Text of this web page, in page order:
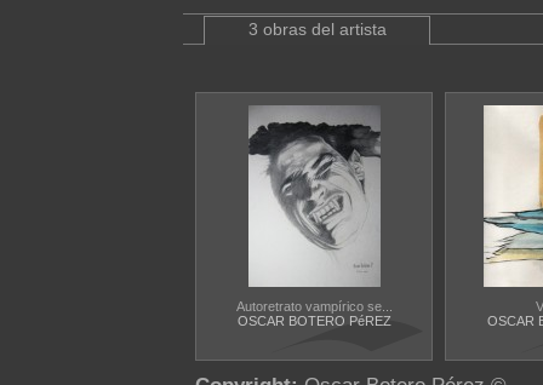
3 obras del artista
Autoretrato vampírico se...
OSCAR BOTERO PéREZ
OSCAR